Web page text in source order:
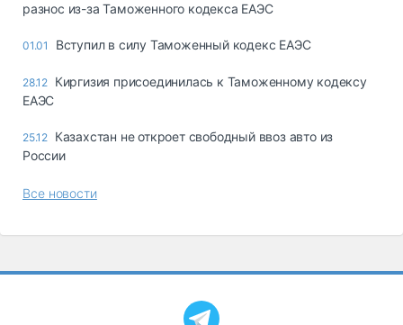
разнос из-за Таможенного кодекса ЕАЭС
01.01 Вступил в силу Таможенный кодекс ЕАЭС
28.12 Киргизия присоединилась к Таможенному кодексу
ЕАЭС
25.12 Казахстан не откроет свободный ввоз авто из
России
Все новости